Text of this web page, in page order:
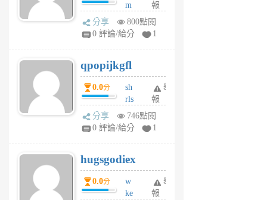
前
m
w
rs
6
個
月
前
報
分享
800點閱
0 評論/給分
1
qpopijkgfl
0.0分
sh
rls
k
m
6
個
月
前
舉
報
分享
746點閱
0 評論/給分
1
hugsgodiex
0.0分
w
ke
舉
報